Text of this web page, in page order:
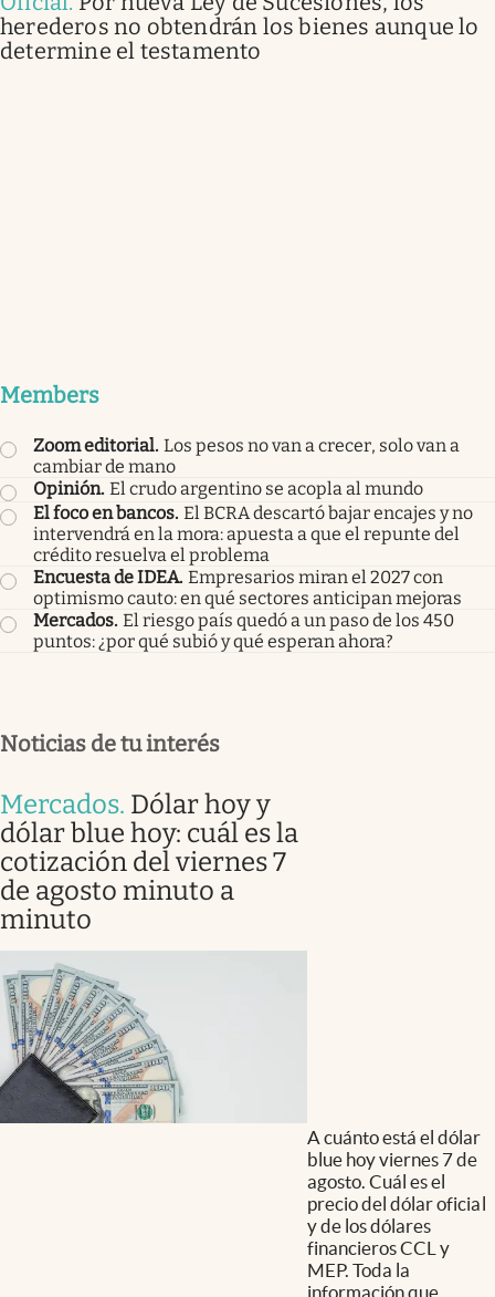
herederos no obtendrán los bienes aunque lo
determine el testamento
Members
Zoom editorial. Los pesos no van a crecer, solo van a
cambiar de mano
Opinión. El crudo argentino se acopla al mundo
El foco en bancos. El BCRA descartó bajar encajes y no
intervendrá en la mora: apuesta a que el repunte del
crédito resuelva el problema
Encuesta de IDEA. Empresarios miran el 2027 con
optimismo cauto: en qué sectores anticipan mejoras
Mercados. El riesgo país quedó a un paso de los 450
puntos: ¿por qué subió y qué esperan ahora?
Noticias de tu interés
Mercados. Dólar hoy y
dólar blue hoy: cuál es la
cotización del viernes 7
de agosto minuto a
minuto
A cuánto está el dólar
blue hoy viernes 7 de
agosto. Cuál es el
precio del dólar oficial
y de los dólares
financieros CCL y
MEP. Toda la
información que